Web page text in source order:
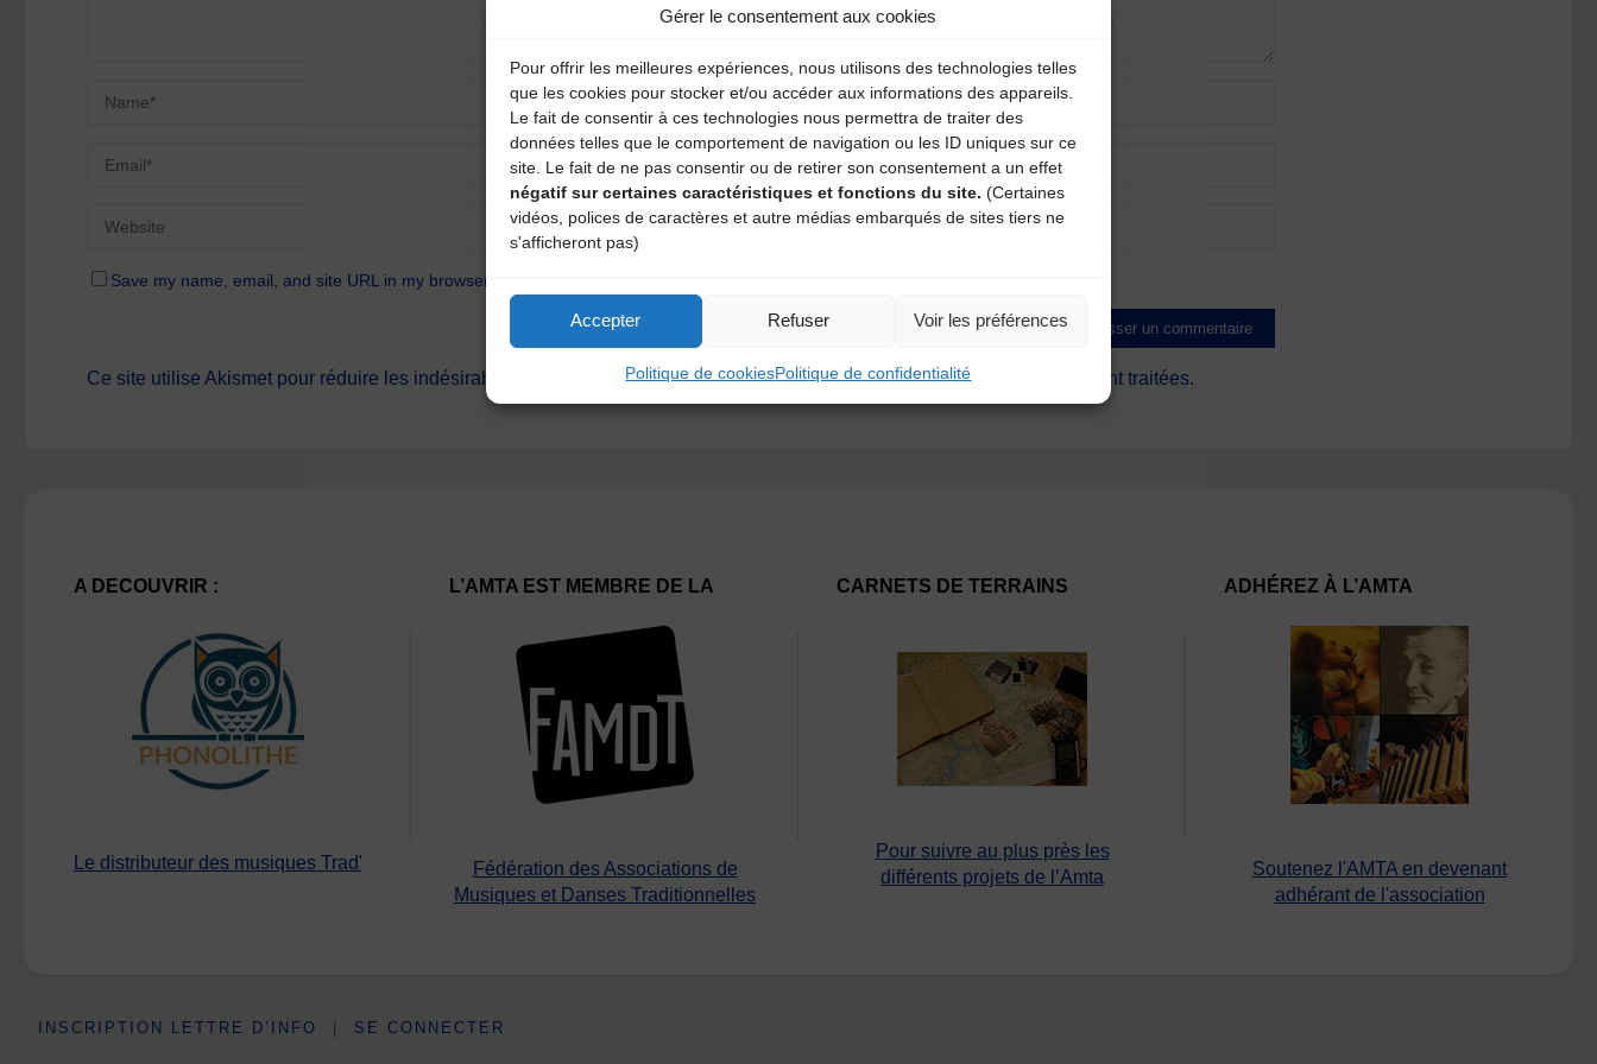
Gérer le consentement aux cookies
Pour offrir les meilleures expériences, nous utilisons des technologies telles
que les cookies pour stocker et/ou accéder aux informations des appareils.
Le fait de consentir à ces technologies nous permettra de traiter des
données telles que le comportement de navigation ou les ID uniques sur ce
site. Le fait de ne pas consentir ou de retirer son consentement a un effet
négatif sur certaines caractéristiques et fonctions du site. (Certaines
vidéos, polices de caractères et autre médias embarqués de sites tiers ne
s'afficheront pas)
Accepter Refuser Voir les préférences
Politique de cookiesPolitique de confidentialité
Save my name, email, and site URL in my browser for next time I post a comment.
Ce site utilise Akismet pour réduire les indésirables. En savoir plus sur la façon dont les données de vos commentaires sont traitées.
A DECOUVRIR :
Le distributeur des musiques Trad'
L’AMTA EST MEMBRE DE LA
Fédération des Associations de
Musiques et Danses Traditionnelles
CARNETS DE TERRAINS
Pour suivre au plus près les
différents projets de l’Amta
ADHÉREZ À L’AMTA
Soutenez l'AMTA en devenant
adhérant de l'association
INSCRIPTION LETTRE D’INFO | SE CONNECTER